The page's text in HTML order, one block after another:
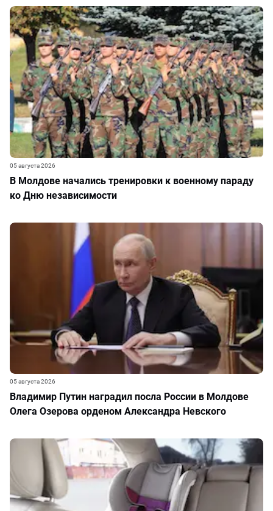
В Молдове начались тренировки к военному параду
ко Дню независимости
05 августа 2026
Владимир Путин наградил посла России в Молдове
Олега Озерова орденом Александра Невского
05 августа 2026